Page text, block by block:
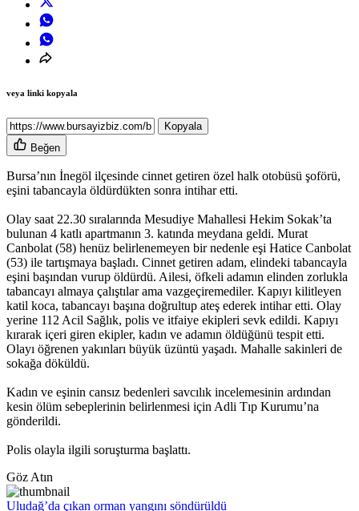
veya linki kopyala
Kopyala
Beğen
Bursa’nın İnegöl ilçesinde cinnet getiren özel halk otobüsü şoförü,
eşini tabancayla öldürdükten sonra intihar etti.
Olay saat 22.30 sıralarında Mesudiye Mahallesi Hekim Sokak’ta
bulunan 4 katlı apartmanın 3. katında meydana geldi. Murat
Canbolat (58) henüz belirlenemeyen bir nedenle eşi Hatice Canbolat
(53) ile tartışmaya başladı. Cinnet getiren adam, elindeki tabancayla
eşini başından vurup öldürdü. Ailesi, öfkeli adamın elinden zorlukla
tabancayı almaya çalıştılar ama vazgeçiremediler. Kapıyı kilitleyen
katil koca, tabancayı başına doğrultup ateş ederek intihar etti. Olay
yerine 112 Acil Sağlık, polis ve itfaiye ekipleri sevk edildi. Kapıyı
kırarak içeri giren ekipler, kadın ve adamın öldüğünü tespit etti.
Olayı öğrenen yakınları büyük üzüntü yaşadı. Mahalle sakinleri de
sokağa döküldü.
Kadın ve eşinin cansız bedenleri savcılık incelemesinin ardından
kesin ölüm sebeplerinin belirlenmesi için Adli Tıp Kurumu’na
gönderildi.
Polis olayla ilgili soruşturma başlattı.
Göz Atın
Uludağ’da çıkan orman yangını söndürüldü